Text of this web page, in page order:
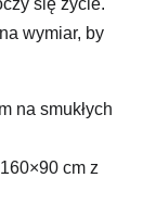
się życie.
wymiar, by
na smukłych
cm z